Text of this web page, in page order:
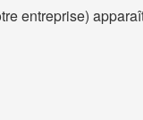
entreprise)